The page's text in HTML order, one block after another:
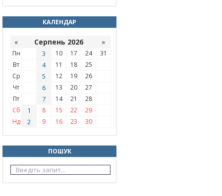
КАЛЕНДАР
« Серпень 2026 »
Пн 3 10 17 24
31
Вт
4 11 18
25
Ср
5 12 19
26
Чт
6 13 20
27
Пт
7 14 21
28
Сб
1 8 15 22
29
Нд
2 9 16 23 30
ПОШУК